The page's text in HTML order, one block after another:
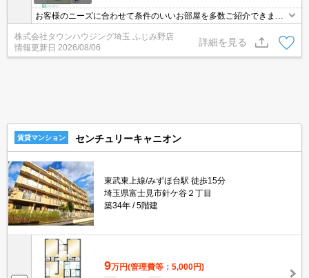
お客様のニーズに合わせて条件のいいお部屋を多数ご紹介できます♪
情報数No.1のタウンハウジングまで是非お問い合わせください！
株式会社タウンハウジング埼玉 ふじみ野店
情報更新日 2026/08/06
詳細を見る
賃貸マンション センチュリーキャニオン
東武東上線/みずほ台駅 徒歩15分
埼玉県富士見市針ケ谷２丁目
築34年
5階建
9万円(管理費等：5,000円)